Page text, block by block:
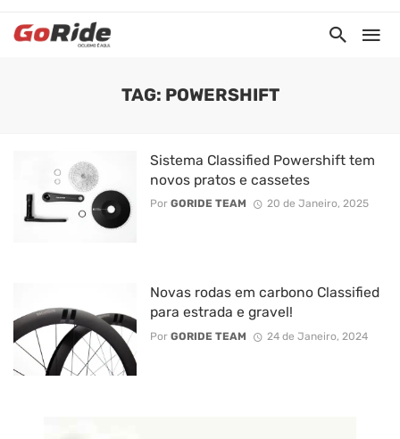
TAG: POWERSHIFT
Sistema Classified Powershift tem
novos pratos e cassetes
Por GORIDE TEAM 20 de Janeiro, 2025
Novas rodas em carbono Classified
para estrada e gravel!
Por GORIDE TEAM 24 de Janeiro, 2024